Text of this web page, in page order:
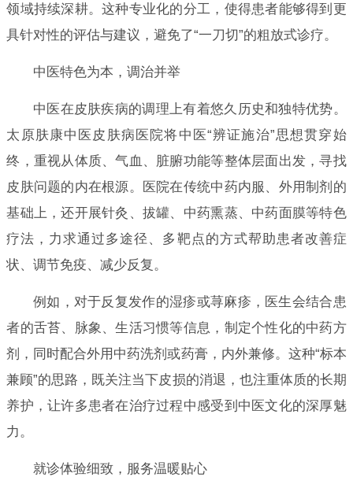
领域持续深耕。这种专业化的分工，使得患者能够得到更
具针对性的评估与建议，避免了“一刀切”的粗放式诊疗。
中医特色为本，调治并举
中医在皮肤疾病的调理上有着悠久历史和独特优势。
太原肤康中医皮肤病医院将中医“辨证施治”思想贯穿始
终，重视从体质、气血、脏腑功能等整体层面出发，寻找
皮肤问题的内在根源。医院在传统中药内服、外用制剂的
基础上，还开展针灸、拔罐、中药熏蒸、中药面膜等特色
疗法，力求通过多途径、多靶点的方式帮助患者改善症
状、调节免疫、减少反复。
例如，对于反复发作的湿疹或荨麻疹，医生会结合患
者的舌苔、脉象、生活习惯等信息，制定个性化的中药方
剂，同时配合外用中药洗剂或药膏，内外兼修。这种“标本
兼顾”的思路，既关注当下皮损的消退，也注重体质的长期
养护，让许多患者在治疗过程中感受到中医文化的深厚魅
力。
就诊体验细致，服务温暖贴心